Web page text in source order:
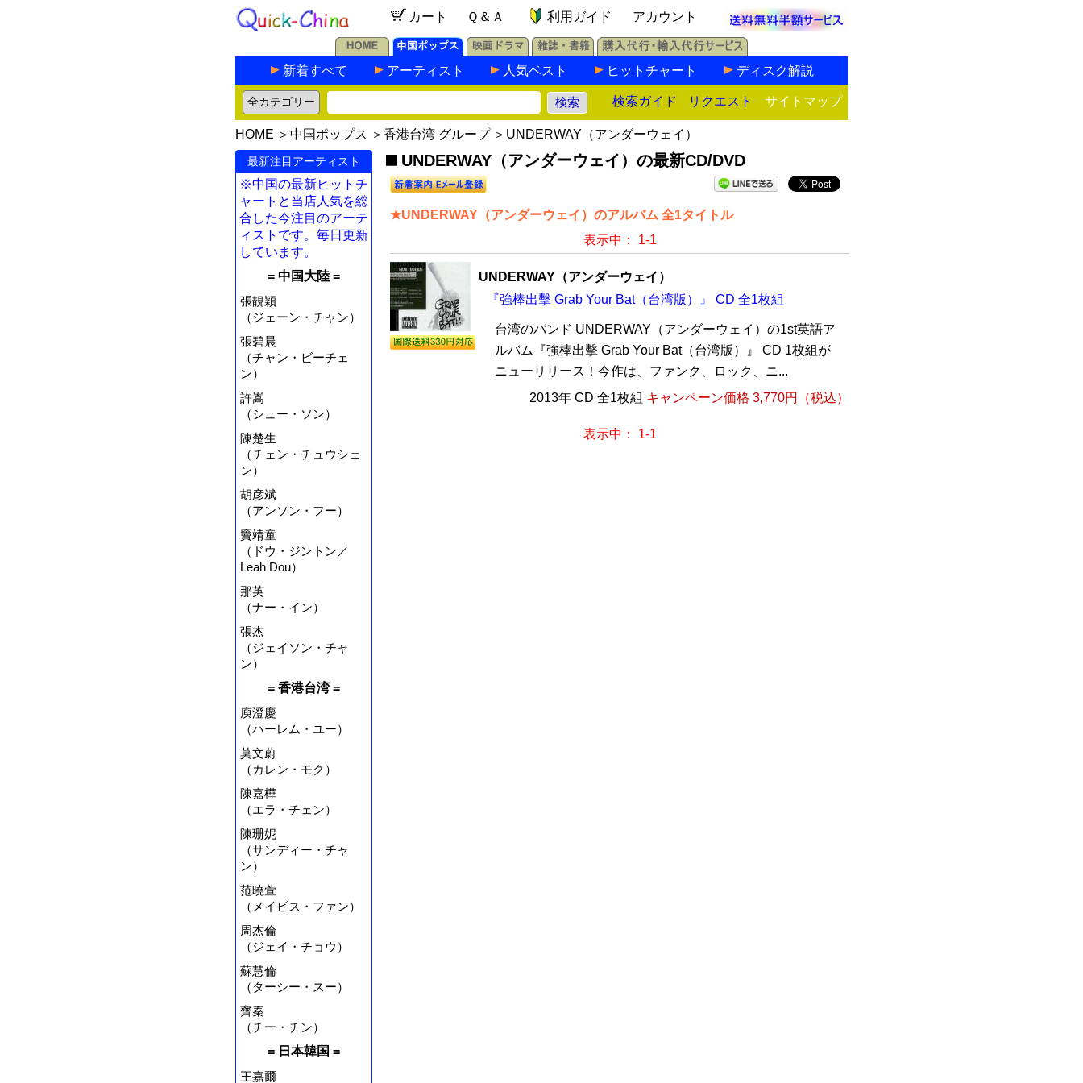
カート Ｑ＆Ａ 利用ガイド アカウント
新着すべて アーティスト 人気ベスト ヒットチャート ディスク解説
検索ガイド リクエスト サイトマップ
HOME ＞ 中国ポップス ＞ 香港台湾 グループ＞UNDERWAY（アンダーウェイ）
最新注目アーティスト
※中国の最新ヒットチ
ャートと当店人気を総
合した今注目のアーテ
ィストです。毎日更新
しています。
= 中国大陸 =
張靚穎
（ジェーン・チャン）
張碧晨
（チャン・ビーチェ
ン）
許嵩
（シュー・ソン）
陳楚生
（チェン・チュウシェ
ン）
胡彦斌
（アンソン・フー）
竇靖童
（ドウ・ジントン／
Leah Dou）
那英
（ナー・イン）
張杰
（ジェイソン・チャ
ン）
= 香港台湾 =
庾澄慶
（ハーレム・ユー）
莫文蔚
（カレン・モク）
陳嘉樺
（エラ・チェン）
陳珊妮
（サンディー・チャ
ン）
范曉萱
（メイビス・ファン）
周杰倫
（ジェイ・チョウ）
蘇慧倫
（ターシー・スー）
齊秦
（チー・チン）
= 日本韓国 =
王嘉爾
UNDERWAY（アンダーウェイ）の最新CD/DVD
★UNDERWAY（アンダーウェイ）のアルバム 全1タイトル
表示中： 1-1
UNDERWAY（アンダーウェイ）
『強棒出擊 Grab Your Bat（台湾版）』 CD 全1枚組
台湾のバンド UNDERWAY（アンダーウェイ）の1st英語ア
ルバム『強棒出擊 Grab Your Bat（台湾版）』 CD 1枚組が
ニューリリース！今作は、ファンク、ロック、ニ...
2013年 CD 全1枚組 キャンペーン価格 3,770円（税込）
表示中： 1-1